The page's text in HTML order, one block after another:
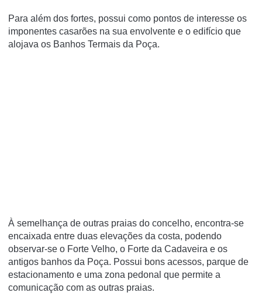
Para além dos fortes, possui como pontos de interesse os
imponentes casarões na sua envolvente e o edifí­cio que
alojava os Banhos Termais da Poça.
À semelhança de outras praias do concelho, encontra-se
encaixada entre duas elevações da costa, podendo
observar-se o Forte Velho, o Forte da Cadaveira e os
antigos banhos da Poça. Possui bons acessos, parque de
estacionamento e uma zona pedonal que permite a
comunicação com as outras praias.